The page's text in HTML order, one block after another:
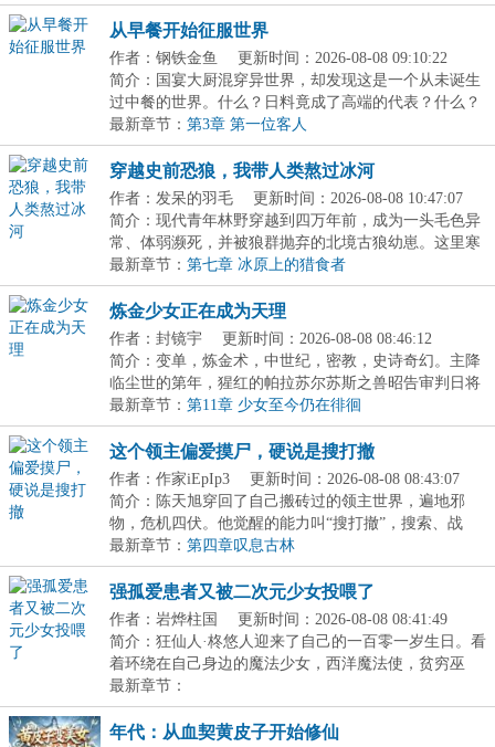
从早餐开始征服世界
作者：钢铁金鱼
更新时间：2026-08-08 09:10:22
简介：国宴大厨混穿异世界，却发现这是一个从未诞生
过中餐的世界。什么？日料竟成了高端的代表？什么？
韩...
最新章节： 第3章 第一位客人
穿越史前恐狼，我带人类熬过冰河
作者：发呆的羽毛
更新时间：2026-08-08 10:47:07
简介：现代青年林野穿越到四万年前，成为一头毛色异
常、体弱濒死，并被狼群抛弃的北境古狼幼崽。这里寒
潮...
最新章节： 第七章 冰原上的猎食者
炼金少女正在成为天理
作者：封镜宇
更新时间：2026-08-08 08:46:12
简介：变单，炼金术，中世纪，密教，史诗奇幻。主降
临尘世的第年，猩红的帕拉苏尔苏斯之兽昭告审判日将
至...
最新章节： 第11章 少女至今仍在徘徊
这个领主偏爱摸尸，硬说是搜打撤
作者：作家iEpIp3
更新时间：2026-08-08 08:43:07
简介：陈天旭穿回了自己搬砖过的领主世界，遍地邪
物，危机四伏。他觉醒的能力叫“搜打撤”，搜索、战
斗、...
最新章节： 第四章叹息古林
强孤爱患者又被二次元少女投喂了
作者：岩烨柱国
更新时间：2026-08-08 08:41:49
简介：狂仙人·柊悠人迎来了自己的一百零一岁生日。看
着环绕在自己身边的魔法少女，西洋魔法使，贫穷巫
女...
最新章节：
年代：从血契黄皮子开始修仙